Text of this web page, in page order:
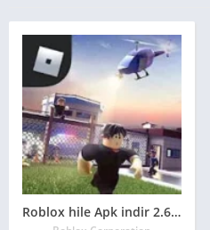
Roblox hile Apk indir 2.617.654 Sınırsız Mod